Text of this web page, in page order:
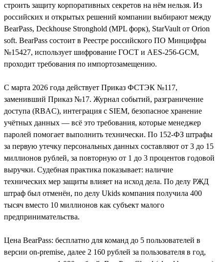
строить защиту корпоративных секретов на нём нельзя. Из
российских и открытых решений компании выбирают между
BearPass, Deckhouse Stronghold (MPL форк), StarVault от Orion
soft. BearPass состоит в Реестре российского ПО Минцифры
№15427, использует шифрование ГОСТ и AES-256-GCM,
проходит требования по импортозамещению.
С марта 2026 года действует Приказ ФСТЭК №117,
заменивший Приказ №17. Журнал событий, разграничение
доступа (RBAC), интеграция с SIEM, безопасное хранение
учётных данных — всё это требования, которые менеджер
паролей помогает выполнить технически. По 152-ФЗ штрафы
за первую утечку персональных данных составляют от 3 до 15
миллионов рублей, за повторную от 1 до 3 процентов годовой
выручки. Судебная практика показывает: наличие
технических мер защиты влияет на исход дела. По делу РЖД
штраф был отменён, по делу Ukids компания получила 400
тысяч вместо 10 миллионов как субъект малого
предпринимательства.
Цена BearPass: бесплатно для команд до 5 пользователей в
версии on-premise, далее 2 160 рублей за пользователя в год,